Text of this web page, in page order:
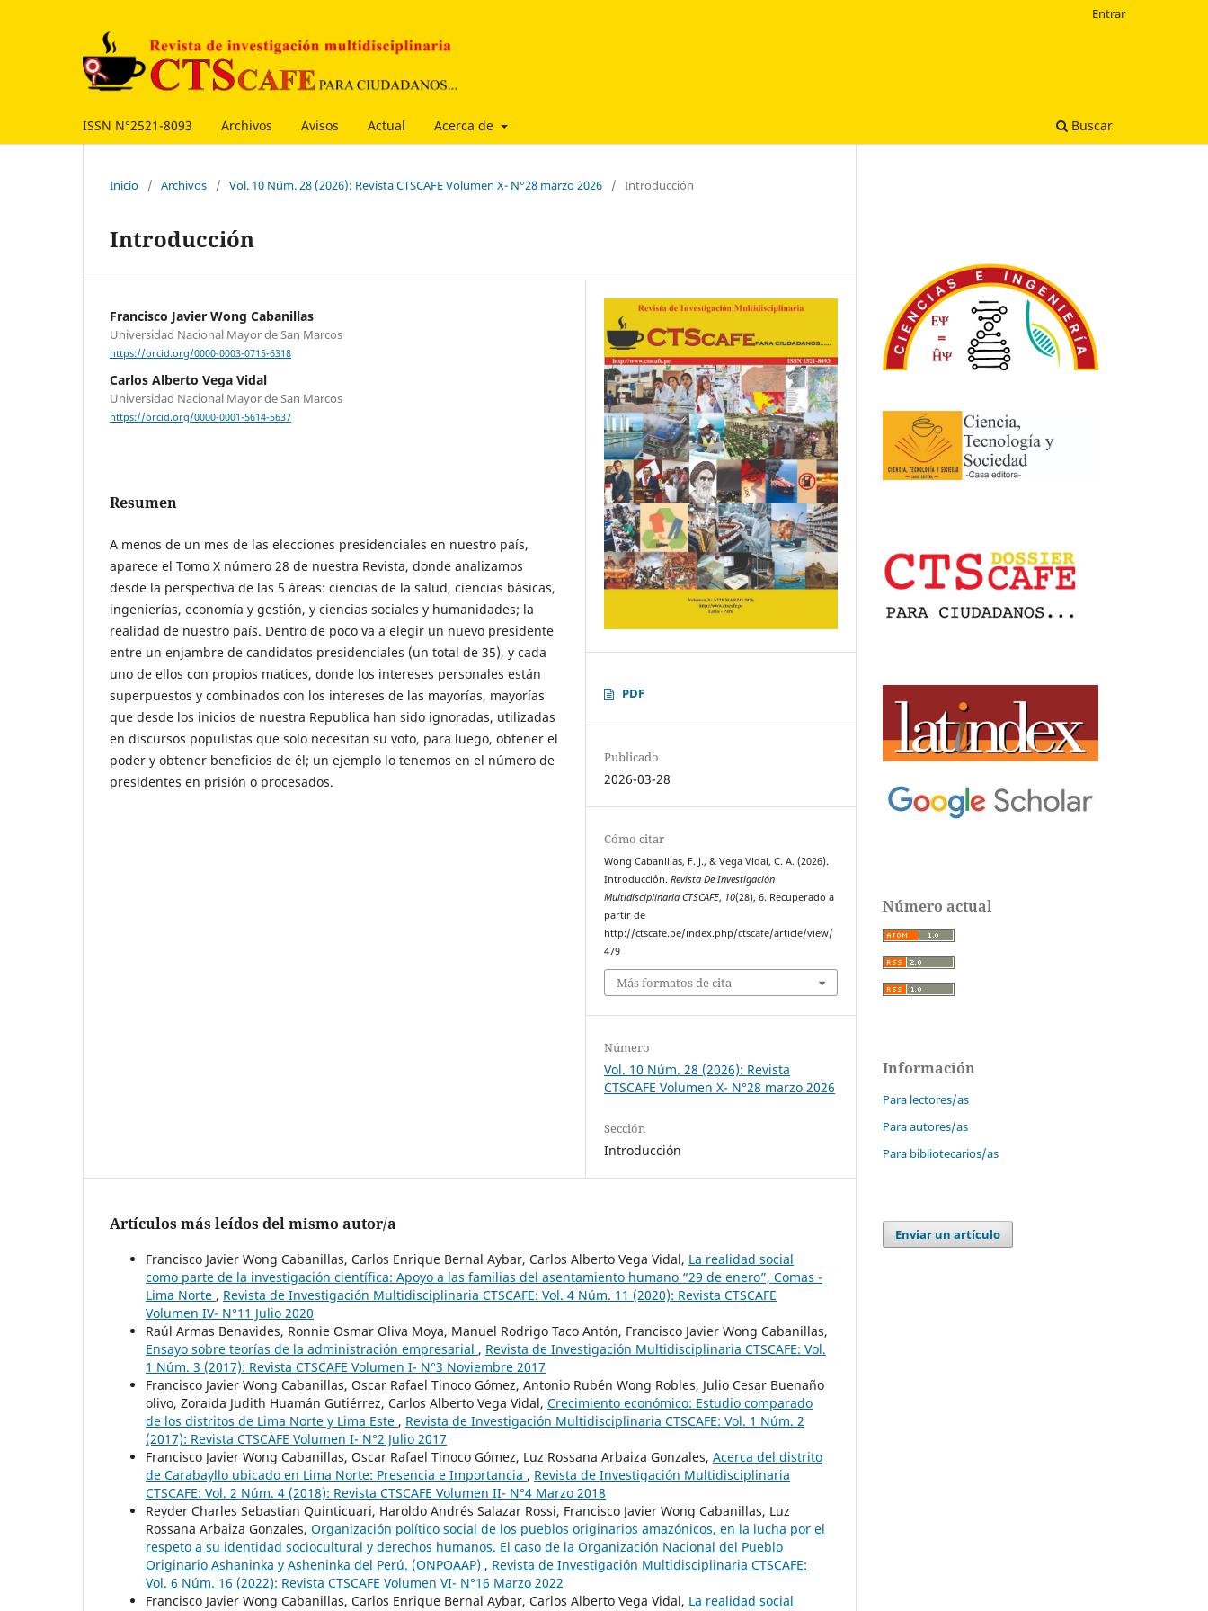
ISSN N°2521-8093 Archivos Avisos Actual Acerca de Buscar
Entrar
Inicio / Archivos / Vol. 10 Núm. 28 (2026): Revista CTSCAFE Volumen X- N°28 marzo 2026 / Introducción
Introducción
Francisco Javier Wong Cabanillas
Universidad Nacional Mayor de San Marcos
https://orcid.org/0000-0003-0715-6318
Carlos Alberto Vega Vidal
Universidad Nacional Mayor de San Marcos
https://orcid.org/0000-0001-5614-5637
Resumen
A menos de un mes de las elecciones presidenciales en nuestro país,
aparece el Tomo X número 28 de nuestra Revista, donde analizamos
desde la perspectiva de las 5 áreas: ciencias de la salud, ciencias básicas,
ingenierías, economía y gestión, y ciencias sociales y humanidades; la
realidad de nuestro país. Dentro de poco va a elegir un nuevo presidente
entre un enjambre de candidatos presidenciales (un total de 35), y cada
uno de ellos con propios matices, donde los intereses personales están
superpuestos y combinados con los intereses de las mayorías, mayorías
que desde los inicios de nuestra Republica han sido ignoradas, utilizadas
en discursos populistas que solo necesitan su voto, para luego, obtener el
poder y obtener beneficios de él; un ejemplo lo tenemos en el número de
presidentes en prisión o procesados.
PDF
Publicado
2026-03-28
Cómo citar
Wong Cabanillas, F. J., & Vega Vidal, C. A. (2026).
Introducción.Revista De Investigación
Multidisciplinaria CTSCAFE, 10(28), 6. Recuperado a
partir de
http://ctscafe.pe/index.php/ctscafe/article/view/
479
Más formatos de cita
Número
Vol. 10 Núm. 28 (2026): Revista
CTSCAFE Volumen X- N°28 marzo 2026
Sección
Introducción
Artículos más leídos del mismo autor/a
Francisco Javier Wong Cabanillas, Carlos Enrique Bernal Aybar, Carlos Alberto Vega Vidal, La realidad social
como parte de la investigación científica: Apoyo a las familias del asentamiento humano “29 de enero”, Comas -
Lima Norte , Revista de Investigación Multidisciplinaria CTSCAFE: Vol. 4 Núm. 11 (2020): Revista CTSCAFE
Volumen IV- N°11 Julio 2020
Raúl Armas Benavides, Ronnie Osmar Oliva Moya, Manuel Rodrigo Taco Antón, Francisco Javier Wong Cabanillas,
Ensayo sobre teorías de la administración empresarial , Revista de Investigación Multidisciplinaria CTSCAFE: Vol.
1 Núm. 3 (2017): Revista CTSCAFE Volumen I- N°3 Noviembre 2017
Francisco Javier Wong Cabanillas, Oscar Rafael Tinoco Gómez, Antonio Rubén Wong Robles, Julio Cesar Buenaño
olivo, Zoraida Judith Huamán Gutiérrez, Carlos Alberto Vega Vidal, Crecimiento económico: Estudio comparado
de los distritos de Lima Norte y Lima Este , Revista de Investigación Multidisciplinaria CTSCAFE: Vol. 1 Núm. 2
(2017): Revista CTSCAFE Volumen I- N°2 Julio 2017
Francisco Javier Wong Cabanillas, Oscar Rafael Tinoco Gómez, Luz Rossana Arbaiza Gonzales, Acerca del distrito
de Carabayllo ubicado en Lima Norte: Presencia e Importancia , Revista de Investigación Multidisciplinaria
CTSCAFE: Vol. 2 Núm. 4 (2018): Revista CTSCAFE Volumen II- N°4 Marzo 2018
Reyder Charles Sebastian Quinticuari, Haroldo Andrés Salazar Rossi, Francisco Javier Wong Cabanillas, Luz
Rossana Arbaiza Gonzales, Organización político social de los pueblos originarios amazónicos, en la lucha por el
respeto a su identidad sociocultural y derechos humanos. El caso de la Organización Nacional del Pueblo
Originario Ashaninka y Asheninka del Perú. (ONPOAAP) , Revista de Investigación Multidisciplinaria CTSCAFE:
Vol. 6 Núm. 16 (2022): Revista CTSCAFE Volumen VI- N°16 Marzo 2022
Francisco Javier Wong Cabanillas, Carlos Enrique Bernal Aybar, Carlos Alberto Vega Vidal, La realidad social
Número actual
Información
Para lectores/as
Para autores/as
Para bibliotecarios/as
Enviar un artículo